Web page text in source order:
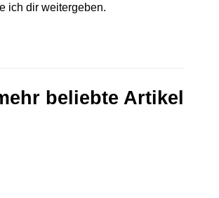
ich dir weitergeben.
beliebte Artikel